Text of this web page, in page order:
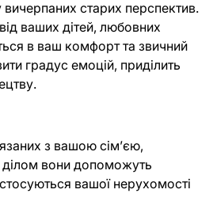
вичерпаних старих перспектив.
ваших дітей, любовних
в ваш комфорт та звичний
градус емоцій, приділить
з вашою сімʼєю,
вони допоможуть
вашої нерухомості